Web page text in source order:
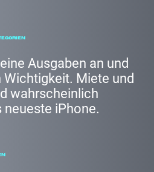
Ausgaben an und
Miete und
wahrscheinlich
iPhone.